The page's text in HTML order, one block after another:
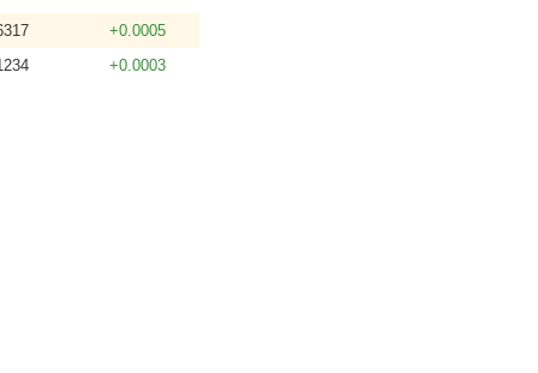
+0.0005
+0.0003